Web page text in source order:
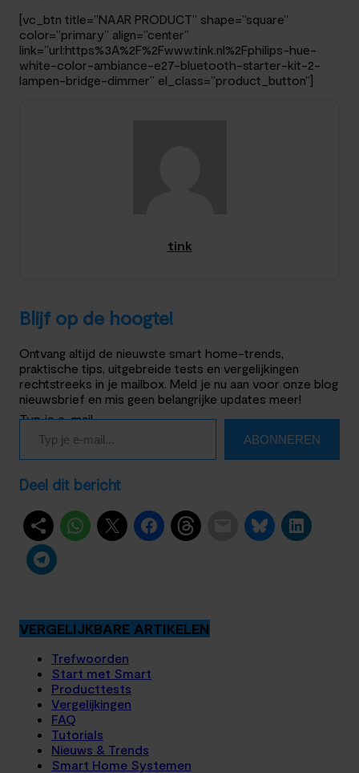
[vc_btn title=”NAAR PRODUCT” shape=”square”
color=”primary” align=”center”
link=”url:https%3A%2F%2Fwww.tink.nl%2Fphilips-hue-
white-color-ambiance-e27-bluetooth-starter-kit-2-
lampen-bridge-dimmer” el_class=”product_button”]
tink
Blijf op de hoogte!
Ontvang altijd de nieuwste smart home-trends,
praktische tips, uitgebreide tests en vergelijkingen
rechtstreeks in je mailbox. Meld je nu aan voor onze blog
nieuwsbrief en mis geen belangrijke updates meer!
Typ je e-mail…
ABONNEREN
Deel dit bericht
VERGELIJKBARE ARTIKELEN
Trefwoorden
Start met Smart
Producttests
Vergelijkingen
FAQ
Tutorials
Nieuws & Trends
Smart Home Systemen